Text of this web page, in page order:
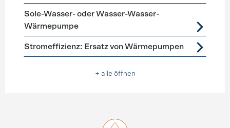
Sole-Wasser- oder Wasser-Wasser-
Wärmepumpe
Stromeffizienz: Ersatz von Wärmepumpen
+ alle öffnen